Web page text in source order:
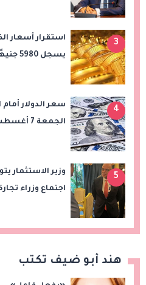
3
يسجل 5980 جنيهًا
4
سعر الدولار
الجمعة 7 أغسطس 2026
5
وزير الاستثمار
اجتماع وزراء
هند أبو ضيف تكتب